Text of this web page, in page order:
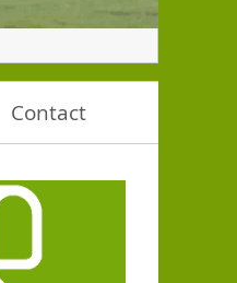
Contact